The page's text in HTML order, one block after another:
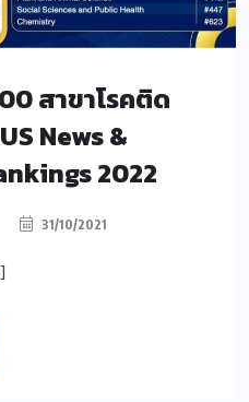
สาขาโรคติด
News &
2022
31/10/2021